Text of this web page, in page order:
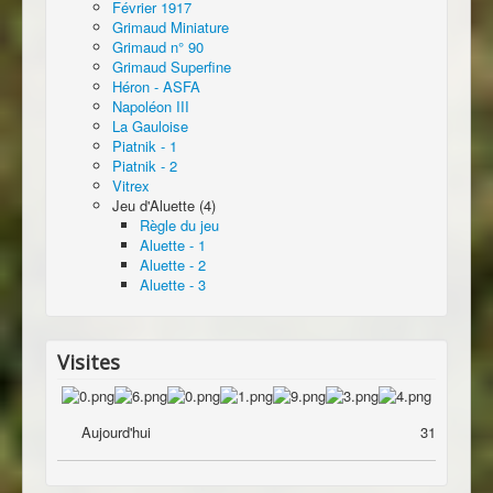
Février 1917
Grimaud Miniature
Grimaud n° 90
Grimaud Superfine
Héron - ASFA
Napoléon III
La Gauloise
Piatnik - 1
Piatnik - 2
Vitrex
Jeu d'Aluette (4)
Règle du jeu
Aluette - 1
Aluette - 2
Aluette - 3
Visites
Aujourd'hui 31